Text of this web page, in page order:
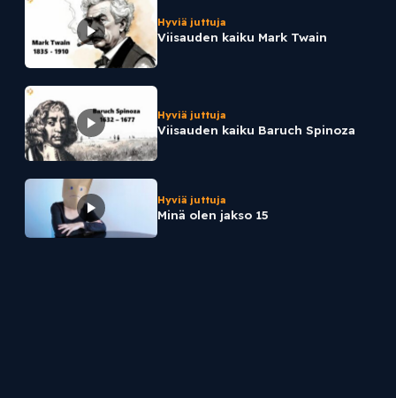
Hyviä juttuja
Viisauden kaiku Mark Twain
Hyviä juttuja
Viisauden kaiku Baruch Spinoza
Hyviä juttuja
Minä olen jakso 15